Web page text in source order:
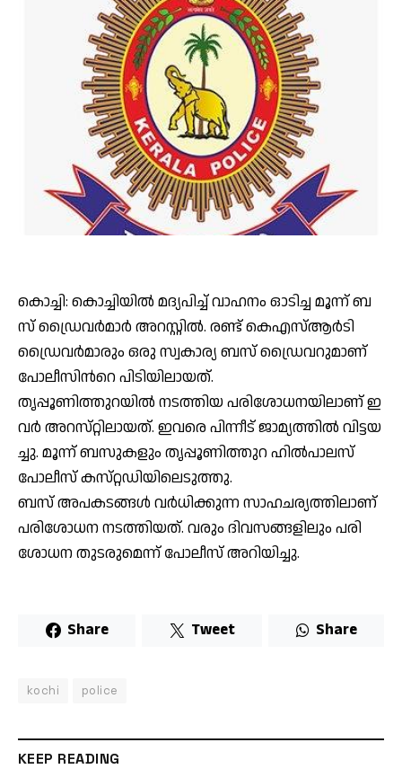
കൊ​ച്ചി: കൊച്ചിയിൽ മ­​ദ്യ­​പി­​ച്ച് വാ​ഹ­​നം ഓ­​ടി­​ച്ച മൂ­​ന്ന് ബ­​
സ് ഡ്രൈ­​വ​ര്‍­​മാ​ര്‍ അ­​റ­​സ്റ്റി​ല്‍. ര­​ണ്ട് കെ­​എ­​സ്­​ആ​ര്‍­​ടി
ഡ്രൈ­​വ​ര്‍­​മാ​രും ഒ­​രു സ്വ­​കാ­​ര്യ ബ­​സ് ഡ്രൈ­​വ­​റു­​മാ­​ണ്
പോ­​ലീ­​സി​ന്‍റെ പി­​ടി­​യി­​ലാ­​യ​ത്.
തൃ­​പ്പൂ­​ണി­​­​ത്തു­​റയി​ല്‍ ന­​ട​ത്തി­​യ പ​രി­​ശോ­​ധ­​ന­​യി­​ലാ­​ണ് ഇ­​
വ​ര്‍ അ­​റ­​സ്­​റ്റി­​ലാ­​യ­​ത്. ഇ​വ​രെ പി­​ന്നീ­​ട് ജാ­​മ്യ­​ത്തി​ല്‍ വി­​ട്ട­​യ​
ച്ചു. മൂ­​ന്ന് ബ­​സു­​ക​ളും തൃ­​പ്പൂ­​ണി­​ത്തു­​റ ഹി​ല്‍­​പാ​ല­​സ്
പോ­​ലീ­​സ് ക­​സ്­​റ്റ­​ഡി­​യി­​ലെ­​ടു​ത്തു.
ബ­​സ് അ­​പ­​ക­​ട­​ങ്ങ​ള്‍ വ​ര്‍­​ധി­​ക്കു­​ന്ന സാ­​ഹ­​ച­​ര്യ­​ത്തി­​ലാ­​ണ്
പ​രി­​ശോ­​ധ­​ന ന­​ട­​ത്തി­​യ​ത്. വ​രും ദി­​വ­​സ­​ങ്ങ­​ളി​ലും പ​രി­​
ശോ­​ധ­​ന തു­​ട­​രു­​മെ­​ന്ന് പോ­​ലീ­​സ് അ­​റി­​യി​ച്ചു.
Share Tweet Share
kochi police
KEEP READING